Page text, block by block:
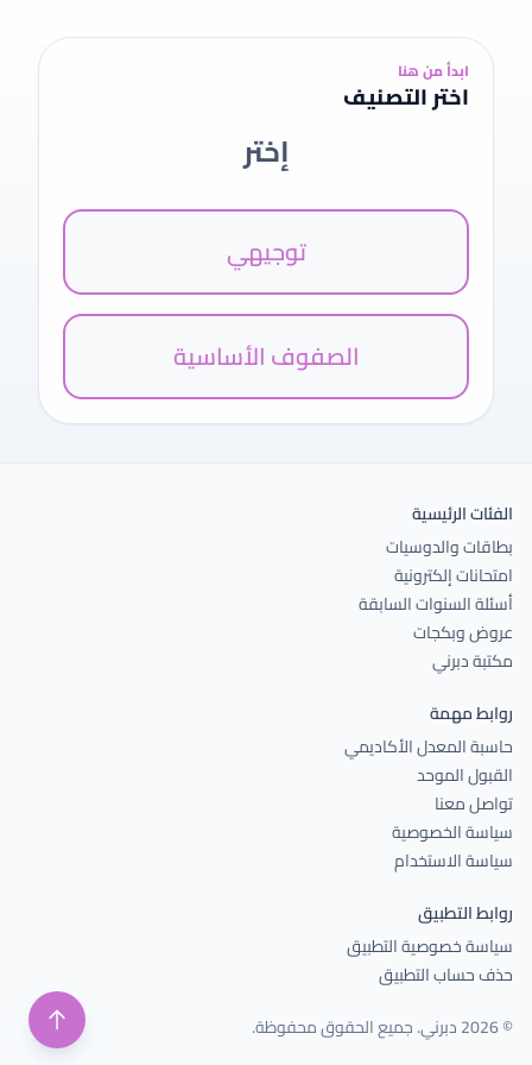
اسئلة مقترحة و ملخصات
قسم الدوسيات
ابدأ من هنا
اختر التصنيف
إختر
توجيهي
الصفوف الأساسية
الفئات الرئيسية
بطاقات والدوسيات
امتحانات إلكترونية
أسئلة السنوات السابقة
عروض وبكجات
مكتبة دبرني
روابط مهمة
حاسبة المعدل الأكاديمي
القبول الموحد
تواصل معنا
سياسة الخصوصية
سياسة الاستخدام
روابط التطبيق
سياسة خصوصية التطبيق
حذف حساب التطبيق
© 2026 دبرني. جميع الحقوق محفوظة.